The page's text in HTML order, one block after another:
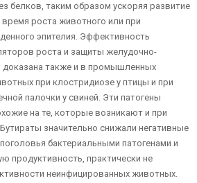
белков, таким образом ускоряя развитие
роста животного или при
эпителия. Эффективность
роста и защиты желудочно-
доказана также и в промышленных
при клостридиозе у птицы и при
палочки у свиней. Эти патогены
на те, которые возникают и при
значительно снижали негативные
бактериальными патогенами и
продуктивность, практически не
неинфицированных животных.